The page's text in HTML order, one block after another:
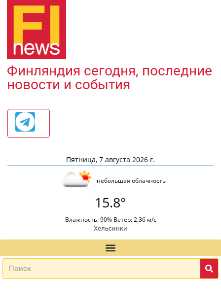
Финляндия сегодня, последние
новости и события
Пятница, 7 августа 2026 г.
небольшая облачность
15.8°
Влажность: 90% Ветер: 2.36 м/с
Хельсинки